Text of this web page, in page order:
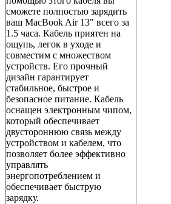
сможете полностью зарядить
ваш MacBook Air 13" всего за
1.5 часа. Кабель приятен на
ощупь, легок в уходе и
совместим с множеством
устройств. Его прочный
дизайн гарантирует
стабильное, быстрое и
безопасное питание. Кабель
оснащен электронным чипом,
который обеспечивает
двустороннюю связь между
устройством и кабелем, что
позволяет более эффективно
управлять
энергопотреблением и
обеспечивает быструю
зарядку.